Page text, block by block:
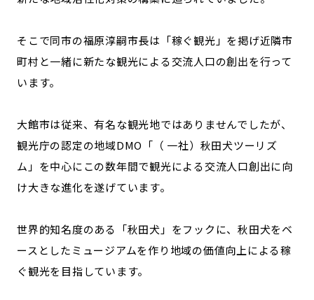
そこで同市の福原淳嗣市長は「稼ぐ観光」を掲げ近隣市
町村と一緒に新たな観光による交流人口の創出を行って
います。
大館市は従来、有名な観光地ではありませんでしたが、
観光庁の認定の地域DMO「（ 一社）秋田犬ツーリズ
ム」を中心にこの数年間で観光による交流人口創出に向
け大きな進化を遂げています。
世界的知名度のある「秋田犬」をフックに、秋田犬をベ
ースとしたミュージアムを作り地域の価値向上による稼
ぐ観光を目指しています。